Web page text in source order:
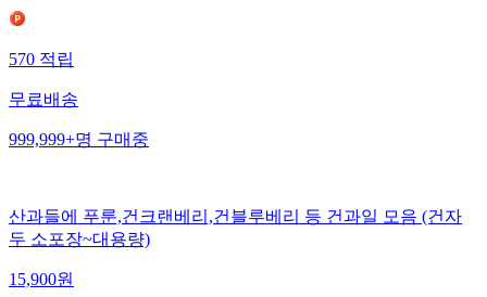
570적립
무료배송
999,999+명구매중
산과들에 푸룬,건크랜베리,건블루베리 등 건과일 모음 (건자
두 소포장~대용량)
15,900원